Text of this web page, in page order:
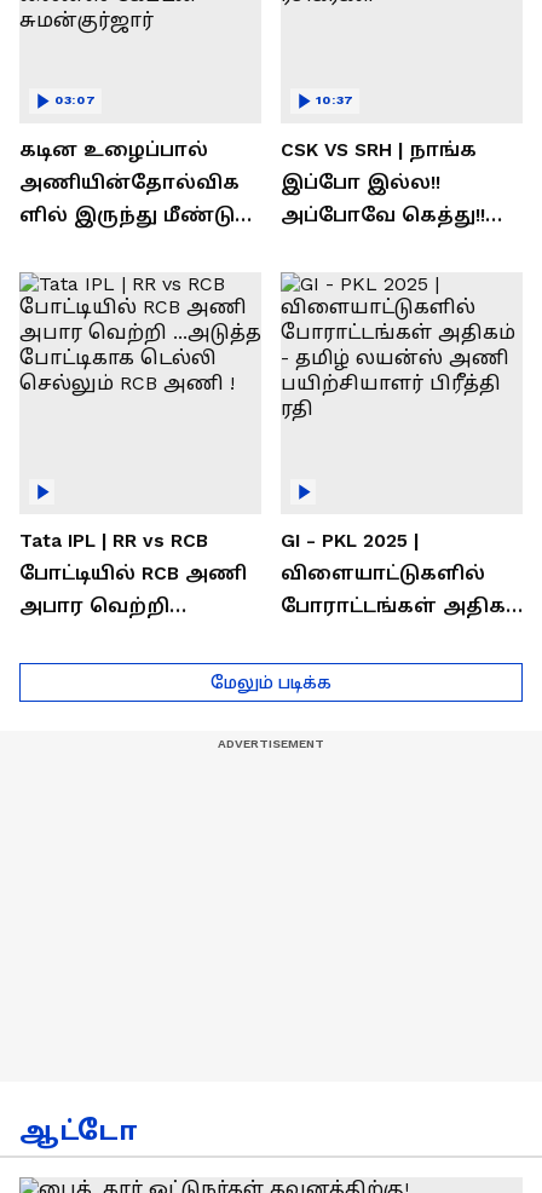
கடின உழைப்பால்
அணியின்தோல்விக
ளில் இருந்து மீண்டு
தமிழ் லைன்ஸ்
கேப்டன் சுமன்குர்ஜார்
03:07
CSK VS SRH | நாங்க
இப்போ இல்ல!!
அப்போவே கெத்து!!
சிஎஸ்கே ரசிகர்கள்
10:37
Tata IPL | RR vs RCB
போட்டியில் RCB அணி
அபார வெற்றி
டெல்லி செல்லும் RCB
அணி !
GI - PKL 2025 |
விளையாட்டுகளில்
போராட்டங்கள் அதிகம்
பயிற்சியாளர் பிரீத்தி
ரதி
மேலும் படிக்க
ஆட்டோ